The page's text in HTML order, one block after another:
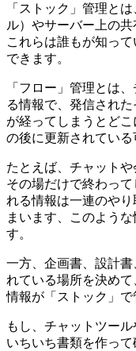
「ストック」管理と
ル）やサーバー上の
これらは誰もが知っ
できます。
「フロー」管理とは
る情報で、発信され
が経ってしまうとど
の後に更新されている
たとえば、チャットや
その場だけで終わっ
れる情報は一連のや
まいます、このよう
す。
一方、企画書、設計
れている場所を決め
情報が「ストック」で
もし、チャットツー
いちいち書類を作っ